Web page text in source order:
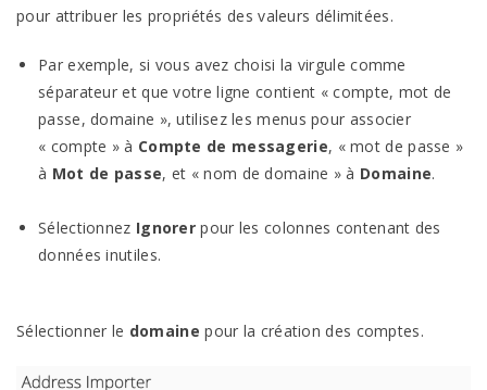
pour attribuer les propriétés des valeurs délimitées.
Par exemple, si vous avez choisi la virgule comme
séparateur et que votre ligne contient « compte, mot de
passe, domaine », utilisez les menus pour associer
« compte » à Compte de messagerie, « mot de passe »
à Mot de passe, et « nom de domaine » à Domaine.
Sélectionnez Ignorer pour les colonnes contenant des
données inutiles.
Sélectionner le domaine pour la création des comptes.